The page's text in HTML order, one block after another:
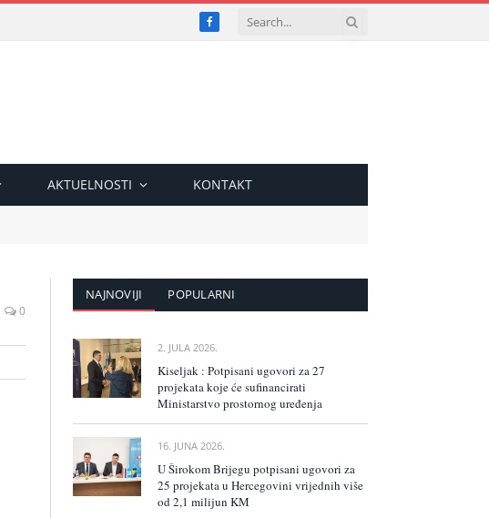
Facebook
AKTUELNOSTI KONTAKT
0
NAJNOVIJI POPULARNI
2. JULA 2026.
Kiseljak : Potpisani ugovori za 27
projekata koje će sufinancirati
Ministarstvo prostornog uređenja
16. JUNA 2026.
U Širokom Brijegu potpisani ugovori za
25 projekata u Hercegovini vrijednih više
od 2,1 milijun KM